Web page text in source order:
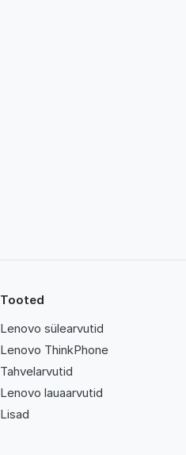
Tooted
Lenovo sülearvutid
Lenovo ThinkPhone
Tahvelarvutid
Lenovo lauaarvutid
Lisad